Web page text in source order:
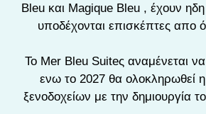
Bleu και Magique Bleu , έχουν
υποδέχονται επισκέπτες απο
To Mer Bleu Suiteς αναμένεται να
ενω το 2027 θα ολοκληρωθεί
ξενοδοχείων με την δημιουργία